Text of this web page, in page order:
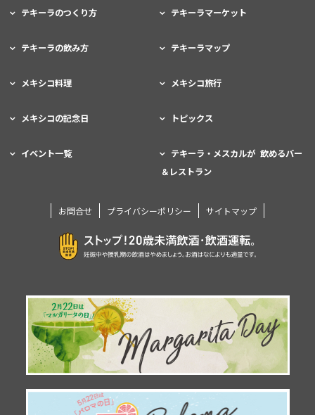
テキーラのつくり方 テキーラマーケット
テキーラの飲み方 テキーラマップ
メキシコ料理 メキシコ旅行
メキシコの記念日 トピックス
イベント一覧
テキーラ・メスカルが 飲めるバー
＆レストラン
お問合せ プライバシーポリシー サイトマップ